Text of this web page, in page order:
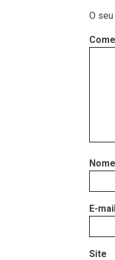
O
Nome
E-
Site